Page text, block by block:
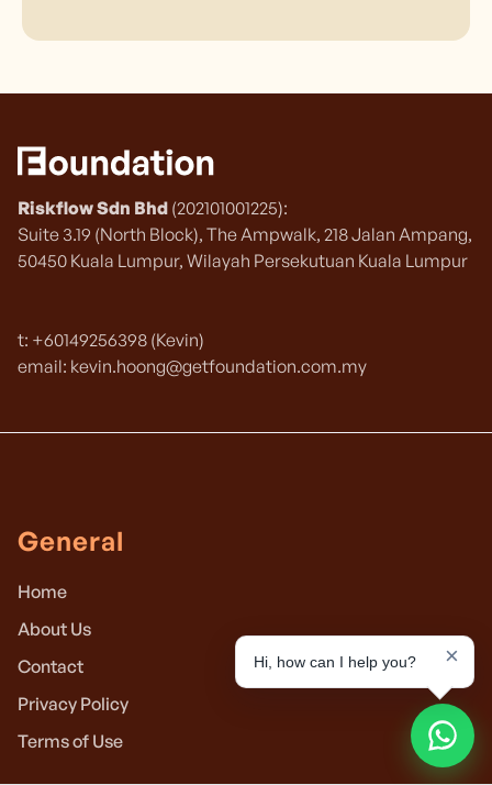
Riskflow Sdn Bhd (202101001225):
Suite 3.19 (North Block), The Ampwalk, 218 Jalan Ampang,
50450 Kuala Lumpur, Wilayah Persekutuan Kuala Lumpur
t: +60149256398 (Kevin)
email: kevin.hoong@getfoundation.com.my
General
Home
About Us
Contact
Privacy Policy
Terms of Use
Hi, how can I help you? ×